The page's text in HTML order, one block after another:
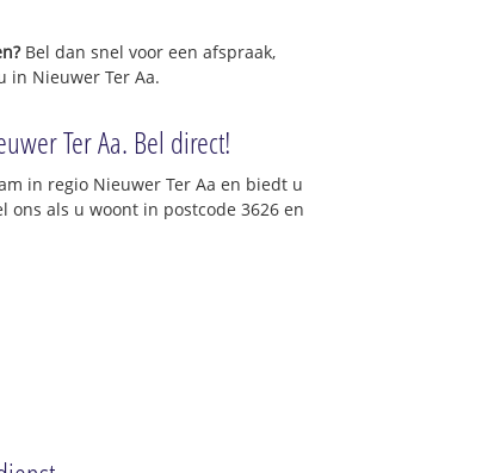
Bel dan snel voor een afspraak,
Nieuwer Ter Aa.
Ter Aa. Bel direct!
in regio Nieuwer Ter Aa en biedt u
ons als u woont in postcode 3626 en